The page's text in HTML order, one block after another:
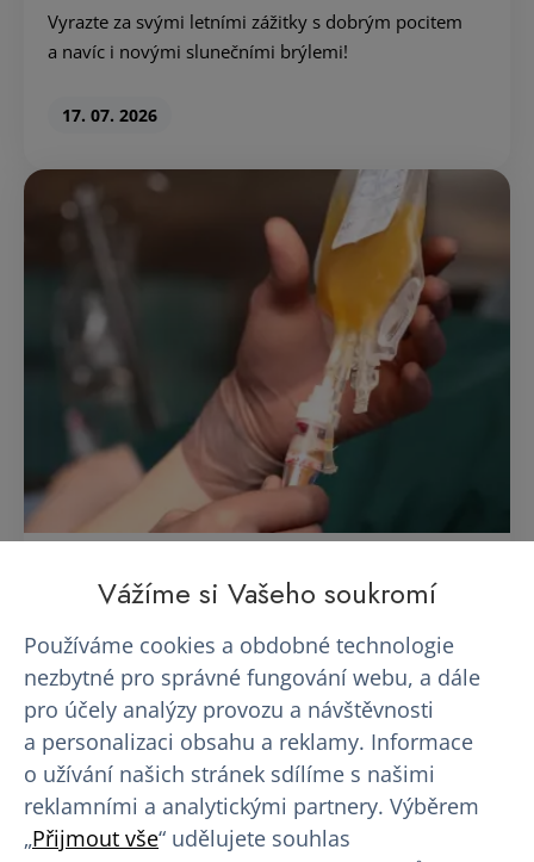
Vyrazte za svými letními zážitky s dobrým pocitem
a navíc i novými slunečními brýlemi!
17. 07. 2026
5 důvodů, proč se před prvním
odběrem…
Představa prvního odběru krevní plazmy vyvolává
u mnoha lidí nervozitu. Jehla, neznámé prostředí,
otázky typu…
13. 07. 2026
Vážíme si Vašeho soukromí
Používáme cookies a obdobné technologie
nezbytné pro správné fungování webu, a dále
pro účely analýzy provozu a návštěvnosti
a personalizaci obsahu a reklamy. Informace
o užívání našich stránek sdílíme s našimi
reklamními a analytickými partnery. Výběrem
„Přijmout vše“ udělujete souhlas